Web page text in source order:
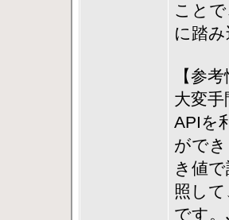
こと
に踏
【参
大変
APIを
がで
き値
照し
です